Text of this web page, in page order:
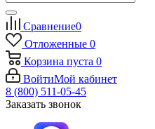
Сравнение0
Отложенные 0
Корзина пуста 0
ВойтиМой кабинет
8 (800) 511-05-45
Заказать звонок